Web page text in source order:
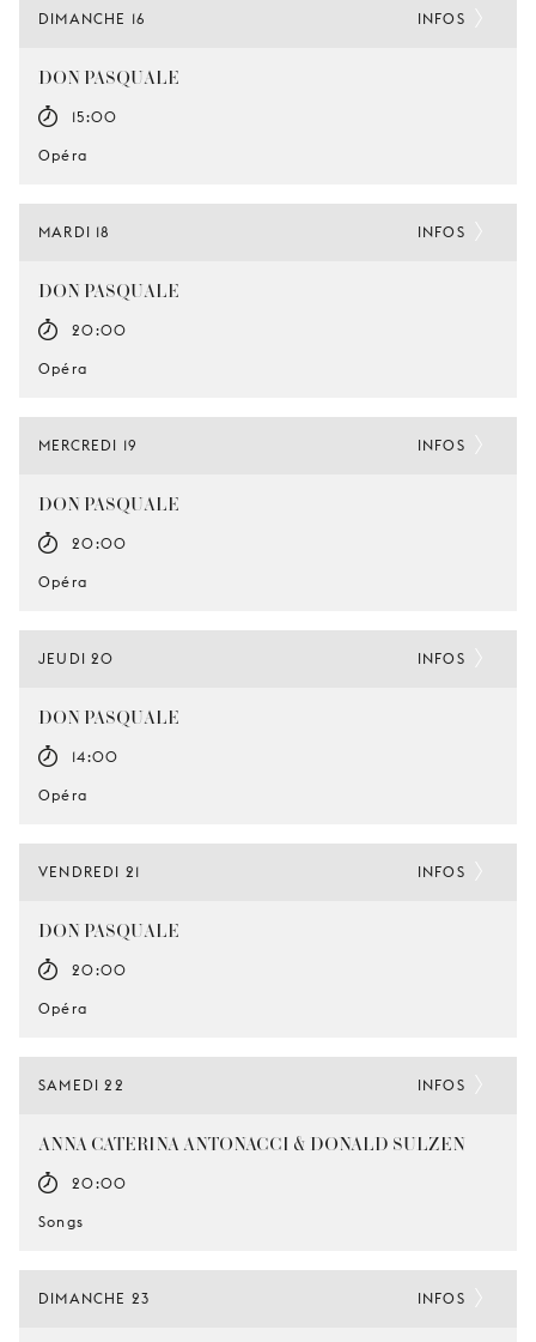
DIMANCHE 16
DON PASQUALE
15:00
Opéra
INFOS
MARDI 18
DON PASQUALE
20:00
Opéra
INFOS
MERCREDI 19
DON PASQUALE
20:00
Opéra
INFOS
JEUDI 20
DON PASQUALE
14:00
Opéra
INFOS
VENDREDI 21
DON PASQUALE
20:00
Opéra
INFOS
SAMEDI 22
ANNA CATERINA ANTONACCI & DONALD SULZEN
20:00
Songs
INFOS
DIMANCHE 23 INFOS